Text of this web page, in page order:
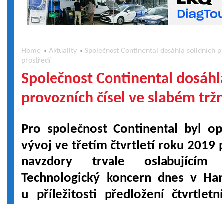
Home »Aktuality » Společnost Continental dosáhla solidních
prostředí
Společnost Continental
provozních čísel ve slabém
Pro společnost Continental byl
vývoj ve třetím čtvrtletí roku 2019
navzdory trvale oslabujícím
Technologický koncern dnes v
u příležitosti předložení